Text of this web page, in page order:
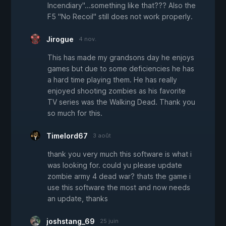
Incendiary"...something like that??? Also the
F5 "No Recoil" still does not work properly.
Jirogue 4 nov.
This has made my grandsons day he enjoys
games but due to some deficiencies he has
a hard time playing them. He has really
enjoyed shooting zombies as his favorite
TV series was the Walking Dead. Thank you
so much for this.
Timelord67 3 août
thank you very much this software is what i
was looking for. could yu please update
zombie army 4 dead war? thats the game i
use this software the most and now needs
an update, thanks
joshstang_69 25 juin